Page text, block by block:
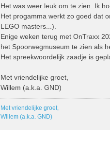
i
c
h
Het was weer leuk om te zien. Ik
Het progamma werkt zo goed dat
LEGO masters...).
Enige weken terug met OnTraxx
het Spoorwegmuseum te zien als
Het spreekwoordelijk zaadje is
Met vriendelijke groet,
Willem (a.k.a. GND)
Met vriendelijke groet,
Willem (a.k.a. GND)